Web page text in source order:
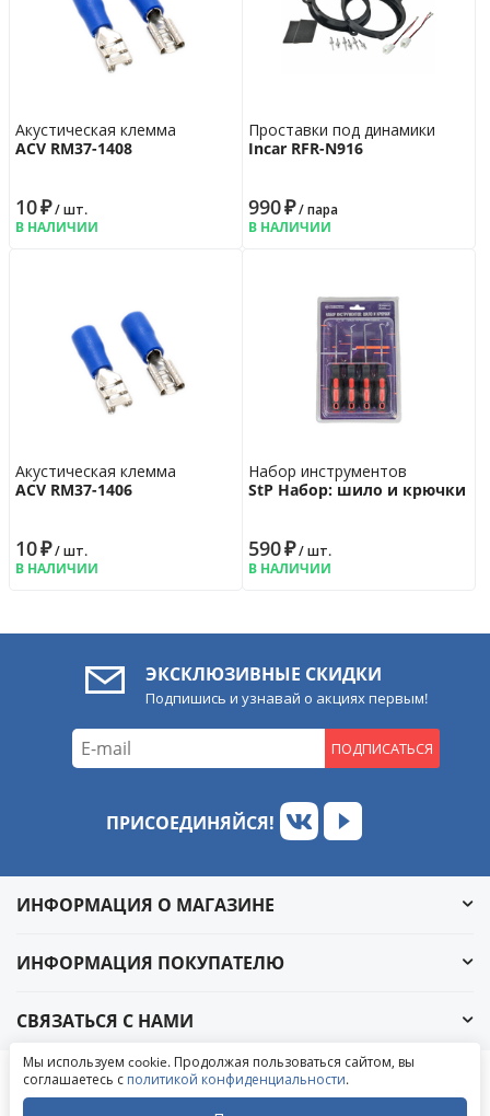
Акустическая клемма
ACV RM37-1408
10₽/ шт.
В НАЛИЧИИ
Проставки под динамики
Incar RFR-N916
990₽/ пара
В НАЛИЧИИ
Акустическая клемма
ACV RM37-1406
10₽/ шт.
В НАЛИЧИИ
Набор инструментов
StP Набор: шило и крючки
590₽/ шт.
В НАЛИЧИИ
ЭКСКЛЮЗИВНЫЕ СКИДКИ
Подпишись и узнавай о акциях первым!
ПОДПИСАТЬСЯ
ПРИСОЕДИНЯЙСЯ!
ИНФОРМАЦИЯ О МАГАЗИНЕ
ИНФОРМАЦИЯ ПОКУПАТЕЛЮ
СВЯЗАТЬСЯ С НАМИ
© 2004-2026 «УралАвтоСаунд»
Написать в ВКонтакте
Написать в MAX
Мы используем cookie. Продолжая пользоваться сайтом, вы
соглашаетесь с политикой конфиденциальности.